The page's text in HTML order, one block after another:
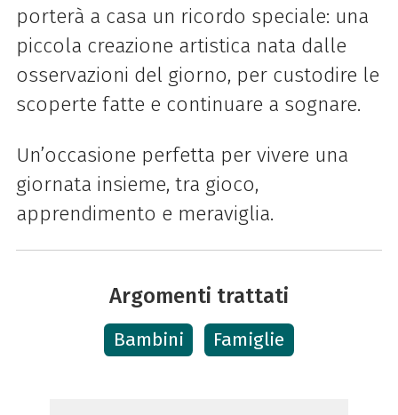
porterà a casa un ricordo speciale: una
piccola creazione artistica nata dalle
osservazioni del giorno, per custodire le
scoperte fatte e continuare a sognare.
Un’occasione perfetta per vivere una
giornata insieme, tra gioco,
apprendimento e meraviglia.
Argomenti trattati
Bambini Famiglie